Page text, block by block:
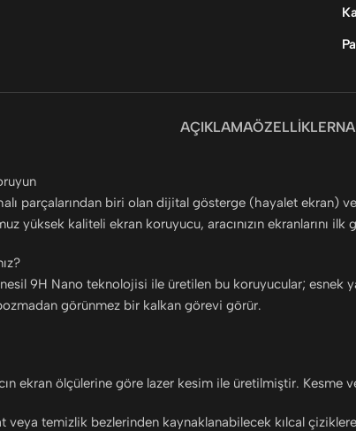
AÇIKLAMAÖZELLIKLER
parçalarından biri olan dijital gösterge (hayalet ekran)
yüksek kaliteli ekran koruyucu, aracınızın ekranlarını
9H Nano teknolojisi ile üretilen bu koruyucular; esnek
görünmez bir kalkan görevi görür.
ekran ölçülerine göre lazer kesim ile üretilmiştir. Kesme
temizlik bezlerinden kaynaklanabilecek kılcal